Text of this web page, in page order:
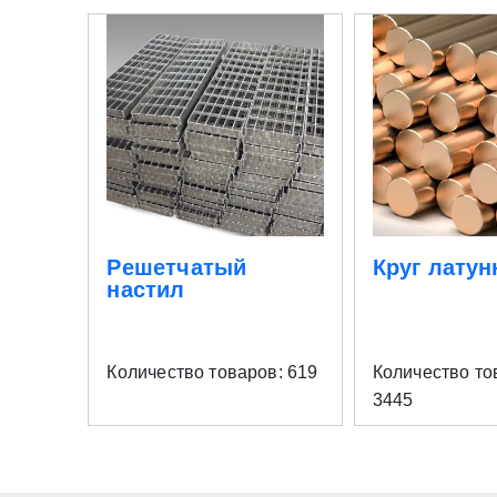
Решетчатый
настил
Количество товаров: 619
Круг
Количество
3445